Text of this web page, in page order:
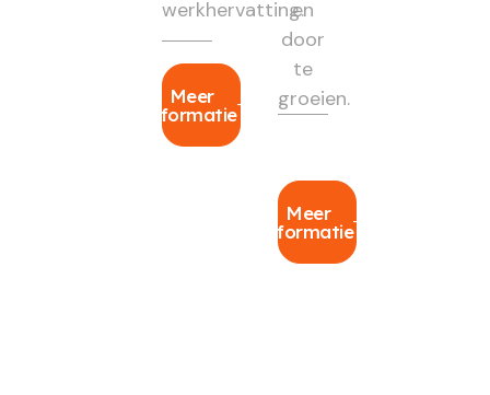
werkhervatting.
Meer
informatie
en
door
te
groeien.
Meer
informatie